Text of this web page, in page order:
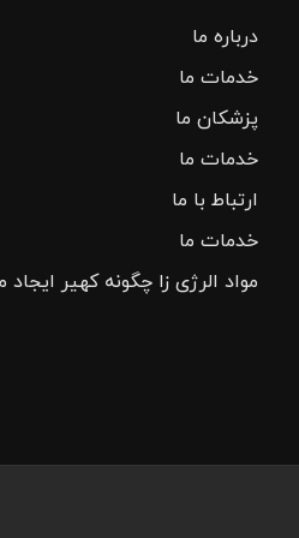
درباره ما
خدمات ما
پزشکان ما
خدمات ما
ارتباط با ما
خدمات ما
مواد الرژی زا چگونه کهیر